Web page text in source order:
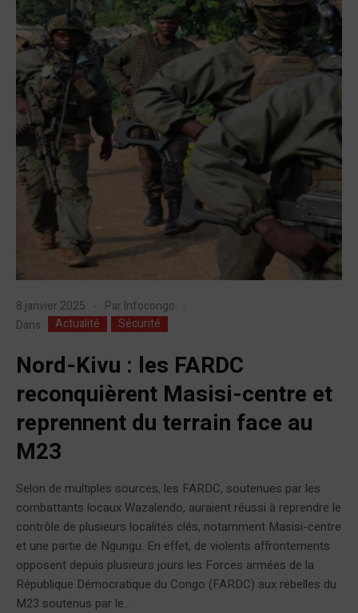
8 janvier 2025 Par Infocongo
Dans
Actualité Sécurité
Nord-Kivu : les FARDC
reconquièrent Masisi-centre et
reprennent du terrain face au
M23
Selon de multiples sources, les FARDC, soutenues par les
combattants locaux Wazalendo, auraient réussi à reprendre le
contrôle de plusieurs localités clés, notamment Masisi-centre
et une partie de Ngungu. En effet, de violents affrontements
opposent depuis plusieurs jours les Forces armées de la
République Démocratique du Congo (FARDC) aux rebelles du
M23 soutenus par le...